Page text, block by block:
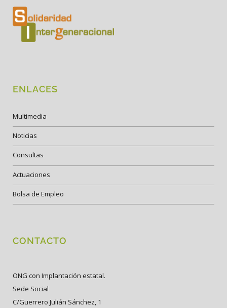
ENLACES
Multimedia
Noticias
Consultas
Actuaciones
Bolsa de Empleo
CONTACTO
ONG con Implantación estatal.
Sede Social
C/Guerrero Julián Sánchez, 1